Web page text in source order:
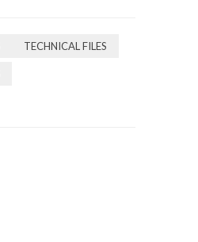
TECHNICAL FILES